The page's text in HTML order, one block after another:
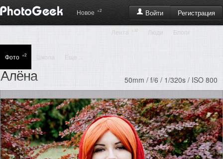
Войти Регистрация
Новое +2
Лента Люди Блоги
Фото +2 Школа Еще ...
Алёна 50mm / f/6 / 1/320s / ISO 800